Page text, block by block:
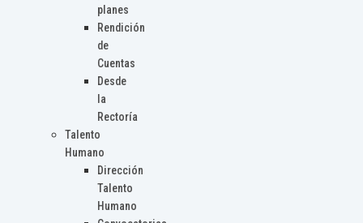
planes
Rendición
de
Cuentas
Desde
la
Rectoría
Talento
Humano
Dirección
Talento
Humano